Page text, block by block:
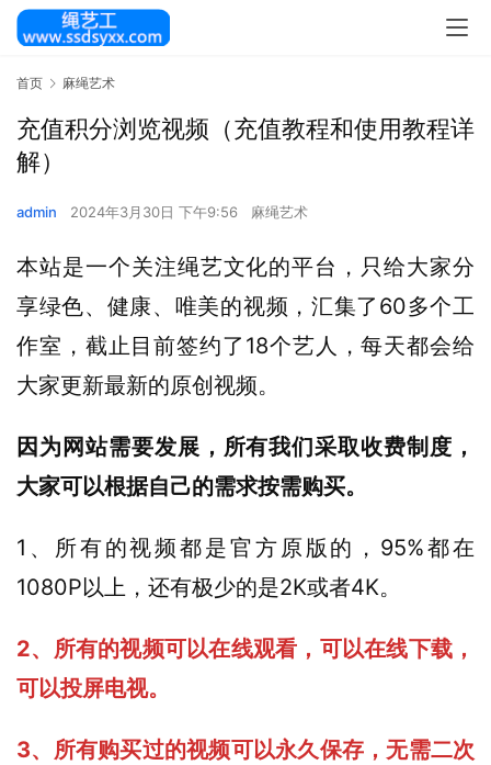
首页 麻绳艺术
充值积分浏览视频（充值教程和使用教程详
解）
admin 2024年3月30日 下午9:56 麻绳艺术
本站是一个关注绳艺文化的平台，只给大家分
享绿色、健康、唯美的视频，汇集了60多个工
作室，截止目前签约了18个艺人，每天都会给
大家更新最新的原创视频。
因为网站需要发展，所有我们采取收费制度，
大家可以根据自己的需求按需购买。
1、所有的视频都是官方原版的，95%都在
1080P以上，还有极少的是2K或者4K。
2、所有的视频可以在线观看，可以在线下载，
可以投屏电视。
3、所有购买过的视频可以永久保存，无需二次